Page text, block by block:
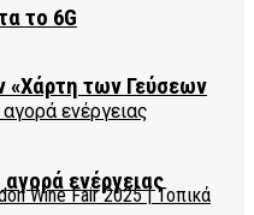
«Χάρτη των Γεύσεων
το 6G
ενέργειας